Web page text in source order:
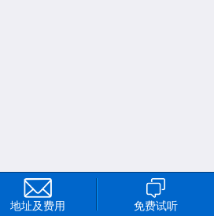
发表评论
地址及费用 免费试听